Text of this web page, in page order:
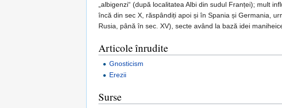
„albigenzi“ (după localitatea Albi din sudul Franței); mult
încă din sec X, răspândiți apoi și în Spania și Germania,
Rusia, până în sec. XV), secte având la bază idei
Articole înrudite
Gnosticism
Erezii
Surse